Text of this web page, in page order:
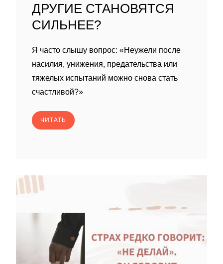
ДРУГИЕ СТАНОВЯТСЯ
СИЛЬНЕЕ?
Я часто слышу вопрос: «Неужели после
насилия, унижения, предательства или
тяжелых испытаний можно снова стать
счастливой?»
ЧИТАТЬ